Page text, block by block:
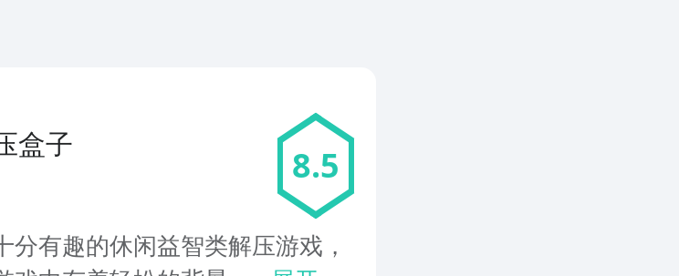
盒子 8.5
有趣的休闲益智类解压游戏，